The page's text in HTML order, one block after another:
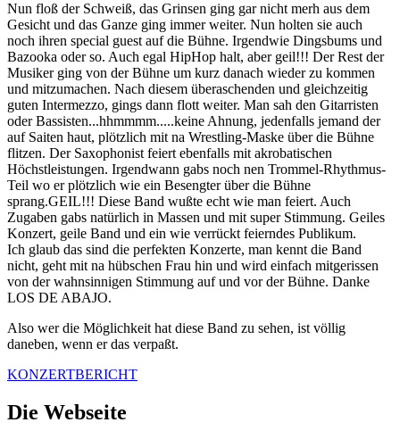
Nun floß der Schweiß, das Grinsen ging gar nicht merh aus dem
Gesicht und das Ganze ging immer weiter. Nun holten sie auch
noch ihren special guest auf die Bühne. Irgendwie Dingsbums und
Bazooka oder so. Auch egal HipHop halt, aber geil!!! Der Rest der
Musiker ging von der Bühne um kurz danach wieder zu kommen
und mitzumachen. Nach diesem überaschenden und gleichzeitig
guten Intermezzo, gings dann flott weiter. Man sah den Gitarristen
oder Bassisten...hhmmmm.....keine Ahnung, jedenfalls jemand der
auf Saiten haut, plötzlich mit na Wrestling-Maske über die Bühne
flitzen. Der Saxophonist feiert ebenfalls mit akrobatischen
Höchstleistungen. Irgendwann gabs noch nen Trommel-Rhythmus-
Teil wo er plötzlich wie ein Besengter über die Bühne
sprang.GEIL!!! Diese Band wußte echt wie man feiert. Auch
Zugaben gabs natürlich in Massen und mit super Stimmung. Geiles
Konzert, geile Band und ein wie verrückt feierndes Publikum.
Ich glaub das sind die perfekten Konzerte, man kennt die Band
nicht, geht mit na hübschen Frau hin und wird einfach mitgerissen
von der wahnsinnigen Stimmung auf und vor der Bühne. Danke
LOS DE ABAJO.
Also wer die Möglichkeit hat diese Band zu sehen, ist völlig
daneben, wenn er das verpaßt.
KONZERTBERICHT
Die Webseite